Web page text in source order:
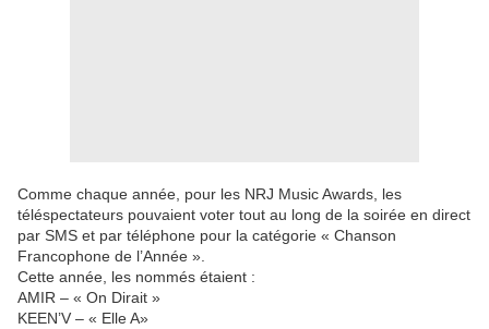
Comme chaque année, pour les NRJ Music Awards, les
téléspectateurs pouvaient voter tout au long de la soirée en direct
par SMS et par téléphone pour la catégorie « Chanson
Francophone de l’Année ».
Cette année, les nommés étaient :
AMIR – « On Dirait »
KEEN’V – « Elle A»